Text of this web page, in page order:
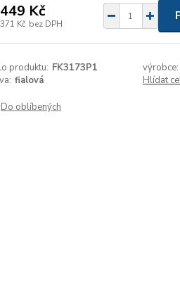
449 Kč
371 Kč bez DPH
produktu: FK3173P1 výrobce:
fialová Hlídat
Do oblíbených